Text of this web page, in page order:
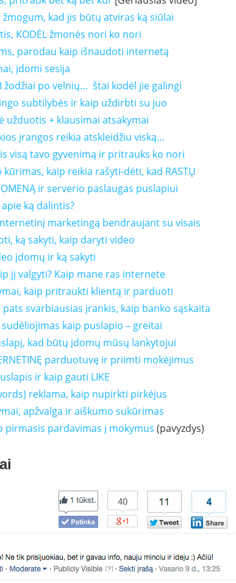
kad jis būtų atviras ką siūlai
KODĖL žmonės nori ko nori
parodau kaip išnaudoti internetą
įdomi sesija
žodžiai po velnių… štai kodėl jie galingi
subtilybės ir kaip uždirbti su juo
užduotis + klausimai atsakymai
įrangos reikia atskleidžiu viską…
visą tavo gyvenimą ir pritrauks ko nori
kaip reikia rašyti-dėti, kad RASTŲ
ir serverio paslaugas puslapiui
ką dalintis?
marketingą bendraujant su visais
ką sakyti, kaip daryti video
įdomų ir ką sakyti
jį valgyti? Kaip mane ras internete
kaip pritraukti klientą ir parduoti
pats svarbiausias įrankis, kaip banko sąskaita
kaip puslapio – greitai
kad būtų įdomų mūsų lankytojui
parduotuvę ir priimti mokėjimus
ir kaip gauti LIKE
reklama, kaip nupirkti pirkėjus
apžvalga ir aiškumo sukūrimas
pirmasis pardavimas į mokymus (pavyzdys)